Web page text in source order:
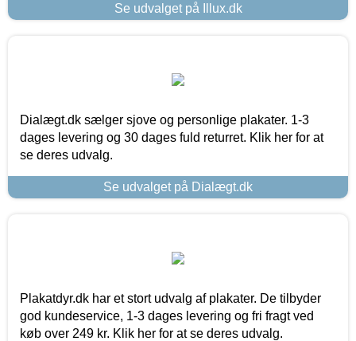
Se udvalget på Illux.dk
Dialægt.dk sælger sjove og personlige plakater. 1-3
dages levering og 30 dages fuld returret. Klik her for at
se deres udvalg.
Se udvalget på Dialægt.dk
Plakatdyr.dk har et stort udvalg af plakater. De tilbyder
god kundeservice, 1-3 dages levering og fri fragt ved
køb over 249 kr. Klik her for at se deres udvalg.